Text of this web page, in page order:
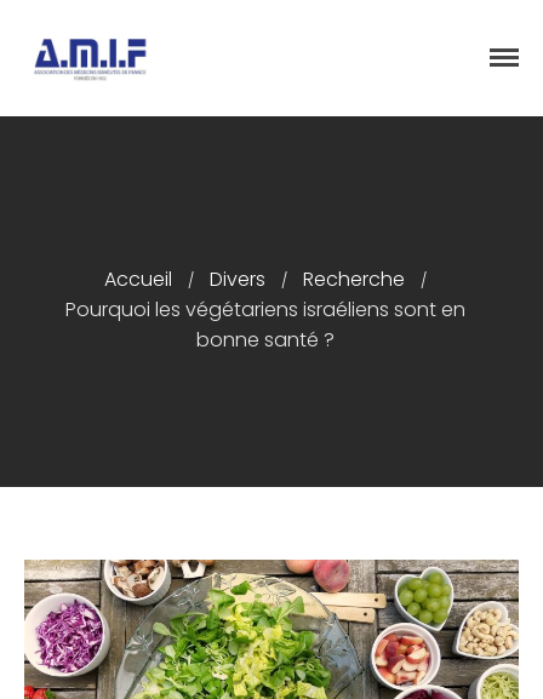
Présentation
Articles
Contactez-nous
Congrès 2019
Congrès 2020
Accueil / Divers / Recherche /
Pourquoi les végétariens israéliens sont en
bonne santé ?